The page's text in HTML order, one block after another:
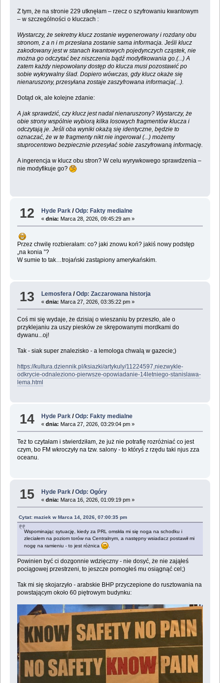
Z tym, że na stronie 229 utknęłam – rzecz o szyfrowaniu kwantowym
– w szczególności o kluczach :
Wystarczy, że sekretny klucz zostanie wygenerowany i rozdany obu
stronom, z a n i m przesłana zostanie sama informacja. Jeśli klucz
zakodowany jest w stanach kwantowych pojedynczych cząstek, nie
można go odczytać bez niszczenia bądź modyfikowania go.(...) A
zatem każdy niepowołany dostęp do klucza musi pozostawić po
sobie wykrywalny ślad. Dopiero wówczas, gdy klucz okaże się
nienaruszony, przesyłana zostaje zaszyfrowana informacja(...).
Dotąd ok, ale kolejne zdanie:
A jak sprawdzić, czy klucz jest nadal nienaruszony? Wystarczy, że
obie strony wspólnie wybiorą kilka losowych fragmentów klucza i
odczytają je. Jeśli oba wyniki okażą się identyczne, będzie to
oznaczać, że w te fragmenty nikt nie ingerował (...) możemy
stuprocentowo bezpiecznie przesyłać sobie zaszyfrowaną informację.
A ingerencja w klucz obu stron? W celu wyrywkowego sprawdzenia –
nie modyfikuje go?
12 Hyde Park /Odp: Fakty medialne
«dnia: Marca 28, 2026, 09:45:29 am »
Przez chwilę rozbierałam: co? jaki znowu koń? jakiś nowy podstęp
„na konia ”?
W sumie to tak…trojański zastąpiony amerykańskim.
13 Lemosfera /Odp: Zaczarowana historja
«dnia: Marca 27, 2026, 03:35:22 pm »
Coś mi się wydaje, że dzisiaj o wieszaniu by przeszło, ale o
przyklejaniu za uszy piesków ze skrępowanymi mordkami do
dywanu...oj!
Tak - siak super znalezisko - a lemologa chwalą w gazecie;)
https://kultura.dziennik.pl/ksiazki/artykuly/11224597,niezwykle-
odkrycie-odnaleziono-pierwsze-opowiadanie-14letniego-stanislawa-
lema.html
14 Hyde Park /Odp: Fakty medialne
«dnia: Marca 27, 2026, 03:29:04 pm »
Też to czytałam i stwierdziłam, że już nie potrafię rozróżniać co jest
czym, bo FM wkroczyły na tzw. salony - to któryś z rzędu taki njus zza
oceanu.
15 Hyde Park /Odp: Ogóry
«dnia: Marca 16, 2026, 01:09:19 pm »
Cytat: maziek w Marca 14, 2026, 07:00:35 pm
Wspominając sytuację, kiedy za PRL omskła mi się noga na schodku i
zleciałem na poziom torów na Centralnym, a następny wsiadacz postawił mi
nogę na ramieniu - to jest różnica
.
Powinien być ci dozgonnie wdzięczny - nie dosyć, że nie zająłeś
pociągowej przestrzeni, to jeszcze pomogłeś mu osiągnąć cel;)
Tak mi się skojarzyło - arabskie BHP przyczepione do rusztowania na
powstającym około 60 piętrowym budynku: